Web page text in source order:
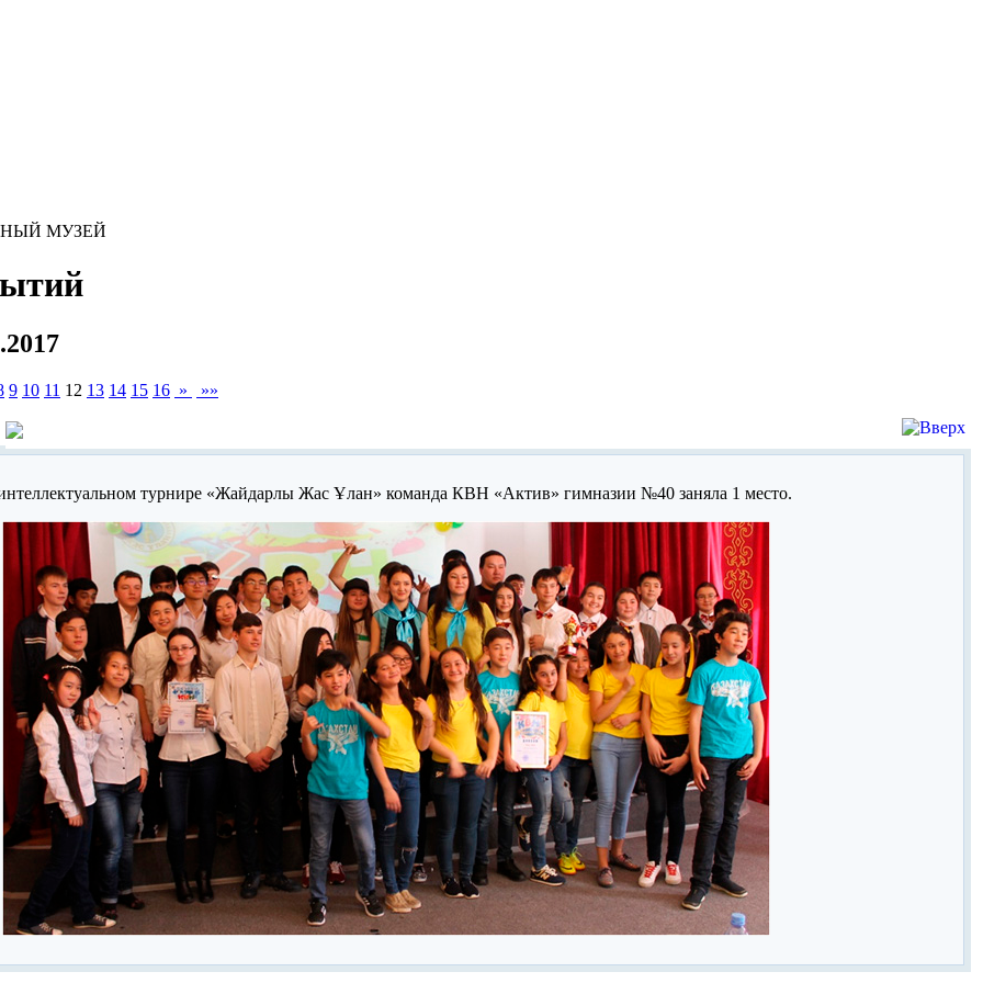
МУЗЕЙ
9 10 11 12 13 14 15 16 » »»
турнире «Жайдарлы Жас Ұлан» команда КВН «Актив» гимназии №40 заняла 1 место.